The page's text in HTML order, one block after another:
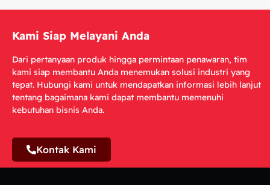
Kami Siap Melayani Anda
Dari pertanyaan produk hingga permintaan penawaran, tim
kami siap membantu Anda menemukan solusi industri yang
tepat. Hubungi kami untuk mendapatkan informasi lebih lanjut
tentang bagaimana kami dapat membantu memenuhi
kebutuhan bisnis Anda.
Kontak Kami